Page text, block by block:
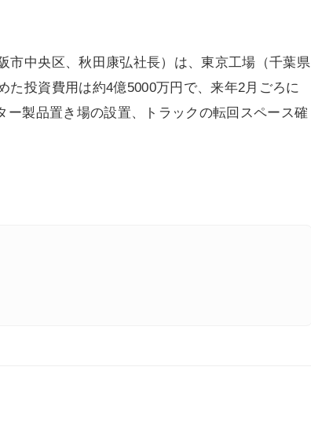
中央区、秋田康弘社長）は、東京工場（千葉県
投資費用は約4億5000万円で、来年2月ごろに
製品置き場の設置、トラックの転回スペース確